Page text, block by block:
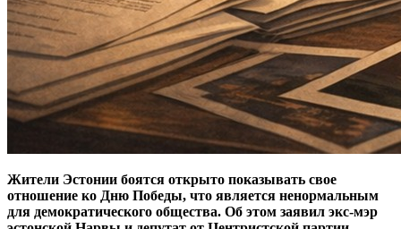
Жители Эстонии боятся открыто показывать свое
отношение ко Дню Победы, что является ненормальным
для демократического общества. Об этом заявил экс-мэр